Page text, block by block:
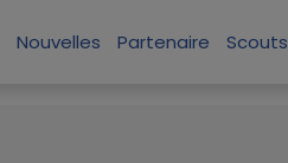
Nouvelles Partenaire Scouts